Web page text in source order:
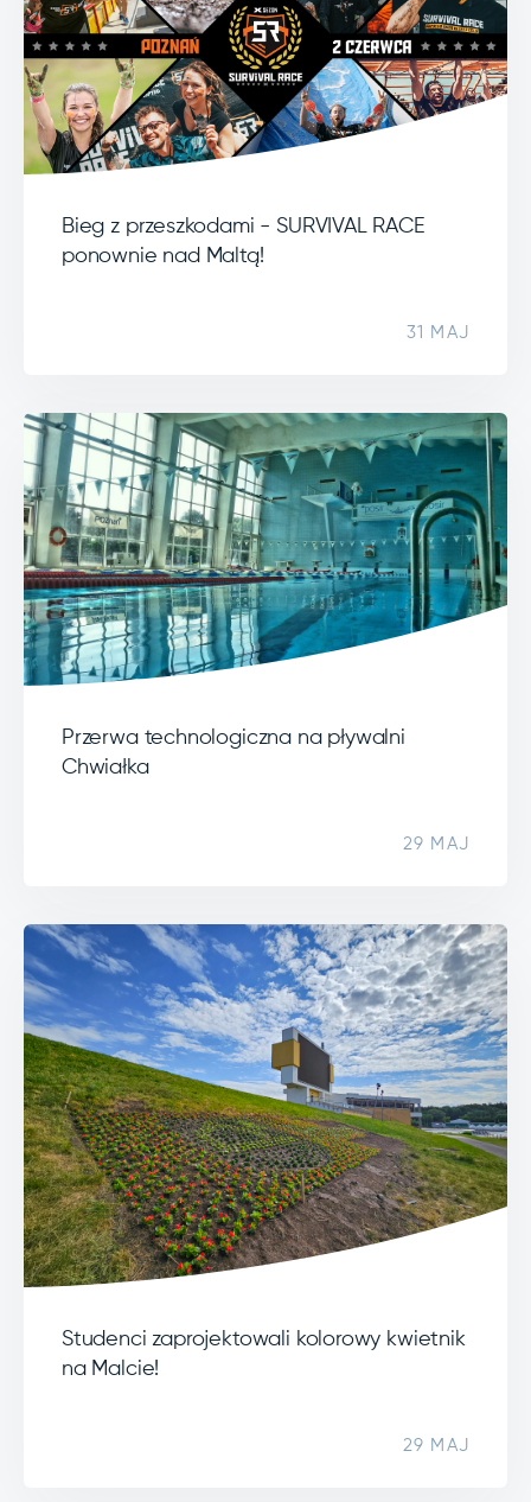
Bieg z przeszkodami - SURVIVAL RACE
ponownie nad Maltą!
31 MAJ
Przerwa technologiczna na pływalni
Chwiałka
29 MAJ
Studenci zaprojektowali kolorowy kwietnik
na Malcie!
29 MAJ